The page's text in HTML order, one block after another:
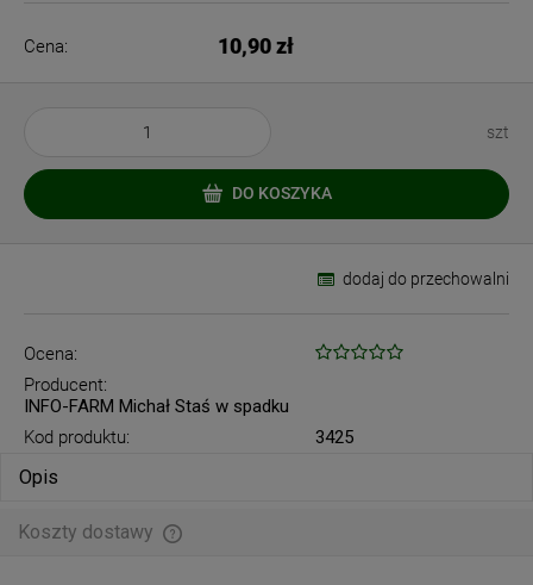
Cena: 10,90 zł
szt
DO KOSZYKA
dodaj do przechowalni
Ocena:
Producent:
INFO-FARM Michał Staś w spadku
Kod produktu:
3425
Opis
Koszty dostawy